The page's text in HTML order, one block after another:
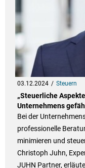
03.12.2024 Steuern
„Steuerliche
Unternehmens
Bei der
professionelle
minimieren und
Christoph Juhn,
JUHN Partner,